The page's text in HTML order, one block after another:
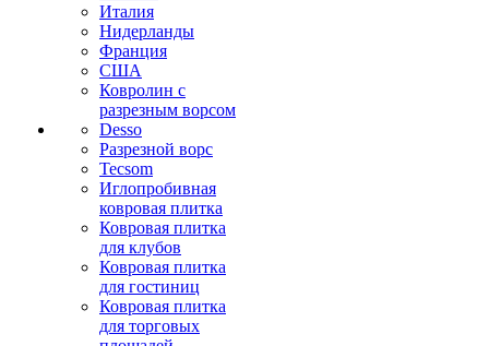
Италия
Нидерланды
Франция
США
Ковролин с
разрезным ворсом
Desso
Разрезной ворс
Tecsom
Иглопробивная
ковровая плитка
Ковровая плитка
для клубов
Ковровая плитка
для гостиниц
Ковровая плитка
для торговых